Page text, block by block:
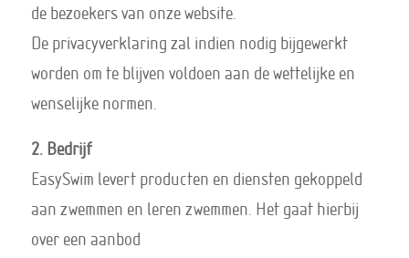
de bezoekers van onze website.
De privacyverklaring zal indien nodig bijgewerkt
worden om te blijven voldoen aan de wettelijke en
wenselijke normen.
2. Bedrijf
EasySwim levert producten en diensten gekoppeld
aan zwemmen en leren zwemmen. Het gaat hierbij
over een aanbod